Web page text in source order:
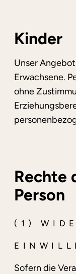
Kinder
Unser
Erwachsene.
ohne
Rechte
Person
(1)
Sofern die